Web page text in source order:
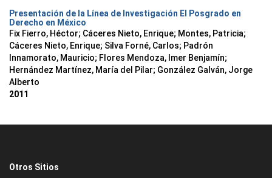
Presentación de la Línea de Investigación El Posgrado en
Derecho en México
Fix Fierro, Héctor; Cáceres Nieto, Enrique; Montes, Patricia;
Cáceres Nieto, Enrique; Silva Forné, Carlos; Padrón
Innamorato, Mauricio; Flores Mendoza, Imer Benjamín;
Hernández Martínez, María del Pilar; González Galván, Jorge
Alberto
2011
Otros Sitios